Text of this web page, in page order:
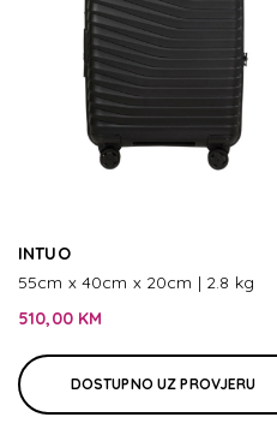
INTUO
55cm x 40cm x 20cm | 2.8 kg
510,00 KM
DOSTUPNO UZ PROVJERU